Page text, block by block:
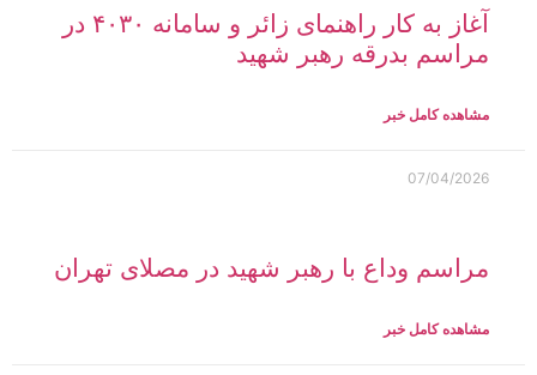
آغاز به کار راهنمای زائر و سامانه ۴۰۳۰ در
مراسم بدرقه رهبر شهید
مشاهده کامل خبر
07/04/2026
مراسم وداع با رهبر شهید در مصلای تهران
مشاهده کامل خبر